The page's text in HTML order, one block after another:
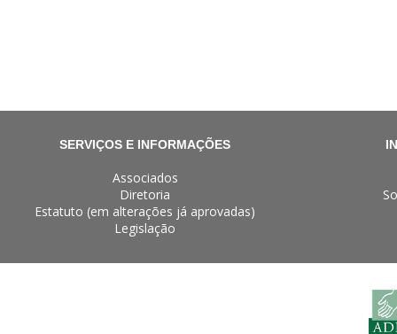
SERVIÇOS E INFORMAÇÕES
Associados
Diretoria
Estatuto (em alterações já aprovadas)
Legislação